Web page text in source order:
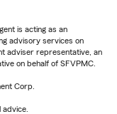
is acting as an
advisory services on
adviser representative, an
on behalf of SFVPMC.
Corp.